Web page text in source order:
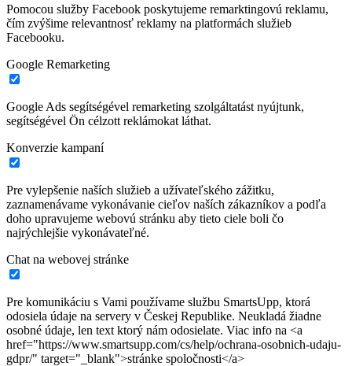
Pomocou služby Facebook poskytujeme remarktingovú reklamu,
čím zvýšime relevantnosť reklamy na platformách služieb
Facebooku.
Google Remarketing
Google Ads segítségével remarketing szolgáltatást nyújtunk,
segítségével Ön célzott reklámokat láthat.
Konverzie kampaní
Pre vylepšenie naších služieb a užívateľského zážitku,
zaznamenávame vykonávanie cieľov naších zákazníkov a podľa
doho upravujeme webovú stránku aby tieto ciele boli čo
najrýchlejšie vykonávateľné.
Chat na webovej stránke
Pre komunikáciu s Vami používame službu SmartsUpp, ktorá
odosiela údaje na servery v Českej Republike. Neukladá žiadne
osobné údaje, len text ktorý nám odosielate. Viac info na <a
href="https://www.smartsupp.com/cs/help/ochrana-osobnich-udaju-
gdpr/" target="_blank">stránke spoločnosti</a>